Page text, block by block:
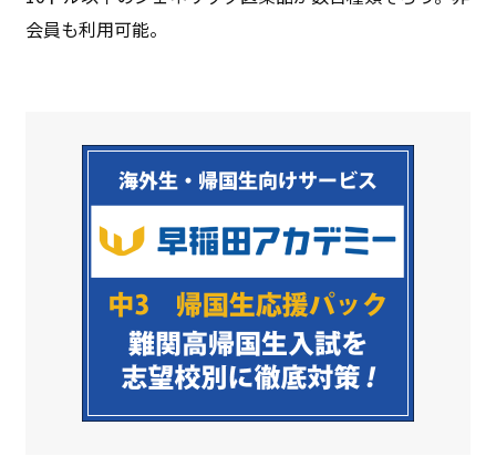
会員も利用可能。